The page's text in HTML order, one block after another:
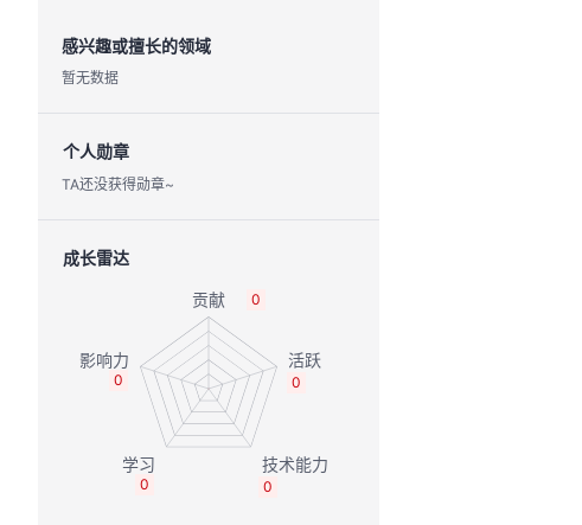
感兴趣或擅长的领域
暂无数据
个人勋章
TA还没获得勋章~
成长雷达
0
0
0
0
0